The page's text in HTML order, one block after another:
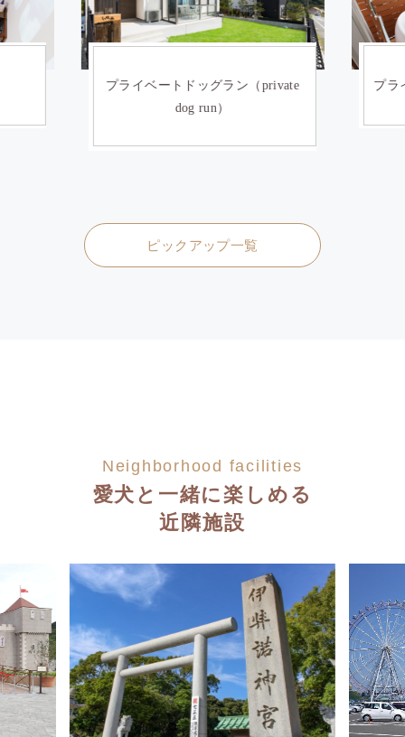
プライベートドッグラン（private
dog run）
プラ
ピックアップ一覧
Neighborhood facilities
愛犬と一緒に楽しめる
近隣施設